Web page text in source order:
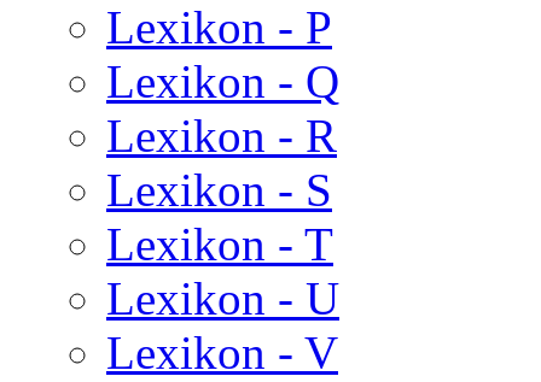
Lexikon - P
Lexikon - Q
Lexikon - R
Lexikon - S
Lexikon - T
Lexikon - U
Lexikon - V